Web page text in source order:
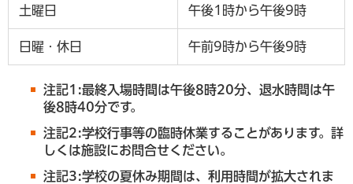
土曜日 午後1時から午後9時
日曜・休日 午前9時から午後9時
注記1:最終入場時間は午後8時20分、退水時間は午
後8時40分です。
注記2:学校行事等の臨時休業することがあります。詳
しくは施設にお問合せください。
注記3:学校の夏休み期間は、利用時間が拡大されま